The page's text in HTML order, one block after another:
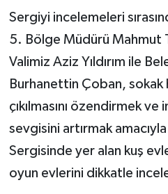
Sergiyi incelemeleri
5. Bölge Müdürü Mahmut
Valimiz Aziz Yıldırım ile
Burhanettin Çoban, sokak
çıkılmasını özendirmek
sevgisini artırmak
Sergisinde yer alan kuş
oyun evlerini dikkatle